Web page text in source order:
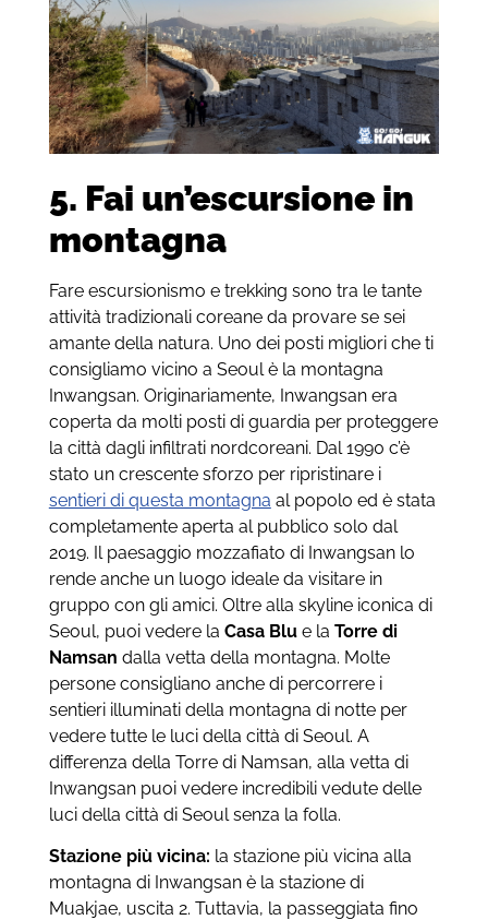
5. Fai un’escursione in
montagna
Fare escursionismo e trekking sono tra le tante
attività tradizionali coreane da provare se sei
amante della natura. Uno dei posti migliori che ti
consigliamo vicino a Seoul è la montagna
Inwangsan. Originariamente, Inwangsan era
coperta da molti posti di guardia per proteggere
la città dagli infiltrati nordcoreani. Dal 1990 c’è
stato un crescente sforzo per ripristinare i
sentieri di questa montagna al popolo ed è stata
completamente aperta al pubblico solo dal
2019. Il paesaggio mozzafiato di Inwangsan lo
rende anche un luogo ideale da visitare in
gruppo con gli amici. Oltre alla skyline iconica di
Seoul, puoi vedere la Casa Blue la Torre di
Namsan dalla vetta della montagna. Molte
persone consigliano anche di percorrere i
sentieri illuminati della montagna di notte per
vedere tutte le luci della città di Seoul. A
differenza della Torre di Namsan, alla vetta di
Inwangsan puoi vedere incredibili vedute delle
luci della città di Seoul senza la folla.
Stazione più vicina: la stazione più vicina alla
montagna di Inwangsan è la stazione di
Muakjae, uscita 2. Tuttavia, la passeggiata fino